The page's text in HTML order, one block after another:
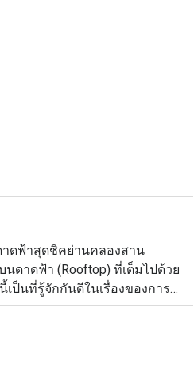
ดาดฟ้าสุดชิคย่านคลองสาน
นดาดฟ้า (Rooftop) ที่เต็มไปด้วย
ป็นที่รู้จักกันดีในเรื่องของการ
มเสิร์ฟเมนูอาหารที่หลากหลาย
และนักท่องเที่ยวต่างชาติ